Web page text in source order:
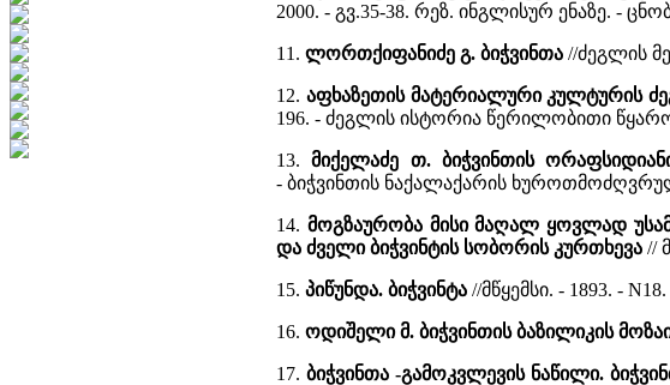
2000. - გვ.35-38. რეზ. ინგლისურ ენაზე. -
11. ლორთქიფანიძე გ. ბიჭვინთა //ძეგლის
12. აფხაზეთის მატერიალური კულტურის
196. - ძეგლის ისტორია წერილობითი
13.მიქელაძე თ. ბიჭვინთის
- ბიჭვინთის ნაქალაქარის
14. მოგზაურობა მისი მაღალ ყოვლად
და ძველი ბიჭვინტის სობორის კურთხევა //
15. პიწუნდა. ბიჭვინტა //მწყემსი. - 1893. -
16. ოდიშელი მ. ბიჭვინთის ბაზილიკის
17. ბიჭვინთა -გამოკვლევის ნაწილი.